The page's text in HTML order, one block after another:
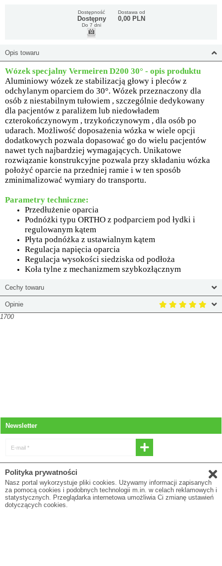
Dostępność
Dostępny
Do 7 dni
Dostawa od
0,00 PLN
Opis towaru
Wózek specjalny Vermeiren D200 30° - opis produktu
Aluminiowy wózek ze stabilizacją głowy i pleców z
odchylanym oparciem do 30°. Wózek przeznaczony dla
osób z niestabilnym tułowiem , szczególnie dedykowany
dla pacjentów z paraliżem lub niedowładem
czterokończynowym , trzykończynowym , dla osób po
udarach. Możliwość doposażenia wózka w wiele opcji
dodatkowych pozwala dopasować go do wielu pacjentów
nawet tych najbardziej wymagających. Unikatowe
rozwiązanie konstrukcyjne pozwala przy składaniu wózka
położyć oparcie na przedniej ramie i w ten sposób
zminimalizować wymiary do transportu.
Parametry techniczne:
Przedłużenie oparcia
Podnóżki typu ORTHO z podparciem pod łydki i
regulowanym kątem
Płyta podnóżka z ustawialnym kątem
Regulacja napięcia oparcia
Regulacja wysokości siedziska od podłoża
Koła tylne z mechanizmem szybkozłącznym
Cechy towaru
Opinie
1700
Newsletter
E-mail *
newslettera
E-mail
Polityka prywatności
Nasz portal wykorzystuje pliki cookies. Używamy informacji zapisanych
za pomocą cookies i podobnych technologii m.in. w celach reklamowych i
statystycznych. Przeglądarka internetowa umożliwia Ci zmianę ustawień
dotyczących cookies.